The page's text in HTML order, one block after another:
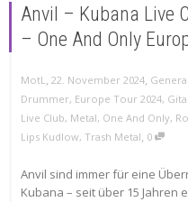
Anvil – Kubana Live
– One And Only
MotL, 22. November 2024, General
Drummer, Europe Tour 2024,
Live Club, Metal, One And Only,
Lips Kudlow, Trash Metal, 0
Anvil sind immer für eine
Kubana – seit über 15 Jahren